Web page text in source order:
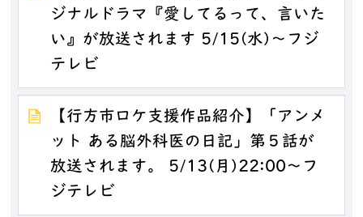
ジナルドラマ『愛してるって、言いた
い』が放送されます 5/15(水)～フジ
テレビ
【行方市ロケ支援作品紹介】「アンメ
ット ある脳外科医の日記」第５話が
放送されます。 5/13(月)22:00～フ
ジテレビ